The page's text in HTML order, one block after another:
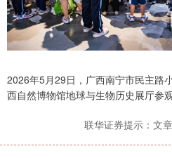
2026年5月29日，广西南宁市民主路
西自然博物馆地球与生物历史展厅参
联华证券提示：文